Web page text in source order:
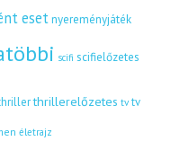
eset nyereményjáték
scifi scifielőzetes
thrillerelőzetes tv tv
életrajz